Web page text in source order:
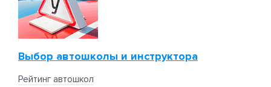
Выбор автошколы и инструктора
Рейтинг автошкол